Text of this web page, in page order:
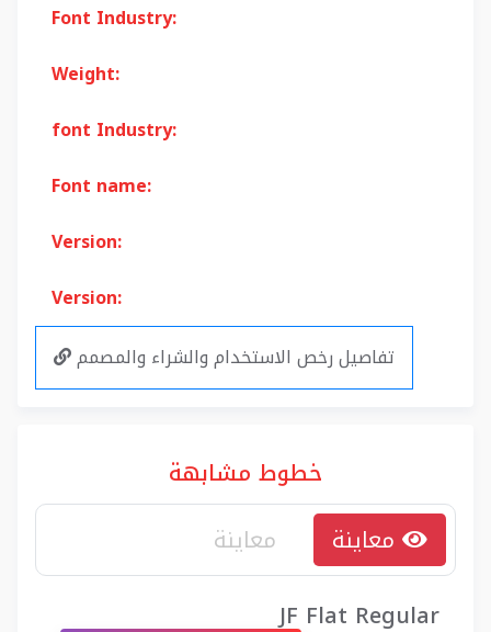
Font Industry:
Weight:
font Industry:
Font name:
Version:
Version:
تفاصيل رخص الاستخدام والشراء والمصمم
خطوط مشابهة
JF Flat Regular